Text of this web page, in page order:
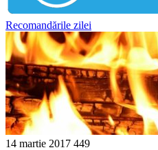
Recomandările zilei
14 martie 2017 449